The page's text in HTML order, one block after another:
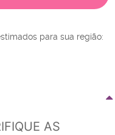
para sua região:
AS